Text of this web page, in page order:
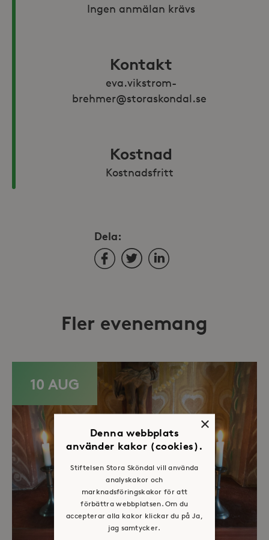
Ingen anmälan krävs
Kontakt
eva.vikstrom-
brehmer@storaskondal.se
Kostnad
Kostnadsfritt
Dela:
FacebookTwitterLinkedIn
Fler evenemang
10 AUG
×
Denna webbplats
använder kakor (cookies).
Stiftelsen Stora Sköndal vill använda
analyskakor och
marknadsföringskakor för att
förbättra webbplatsen. Om du
accepterar alla kakor klickar du på Ja,
jag samtycker.